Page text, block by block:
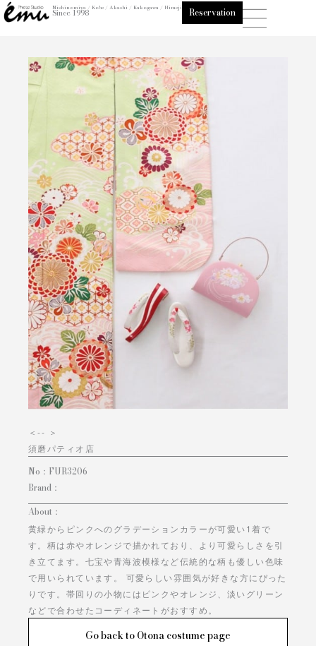
内
容
Nishinomiya / Kobe / Akashi / Kakogawa / Himeji
Since 1998 Reservation
＜-- ＞
須磨パティオ店
No： FUR3206
Brand：
About：
黄緑からピンクへのグラデーションカラーが可愛い1着で
す。柄は赤やオレンジで描かれており、より可愛らしさを引
き立てます。七宝や青海波模様など伝統的な柄も優しい色味
で用いられています。 可愛らしい雰囲気が好きな方にぴった
りです。帯回りの小物にはピンクやオレンジ、淡いグリーン
などで合わせたコーディネートがおすすめ。
Go back to Otona costume page